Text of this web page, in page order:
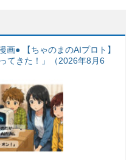
画● 【ちゃのまのAIプロト】
てきた！」（2026年8月6